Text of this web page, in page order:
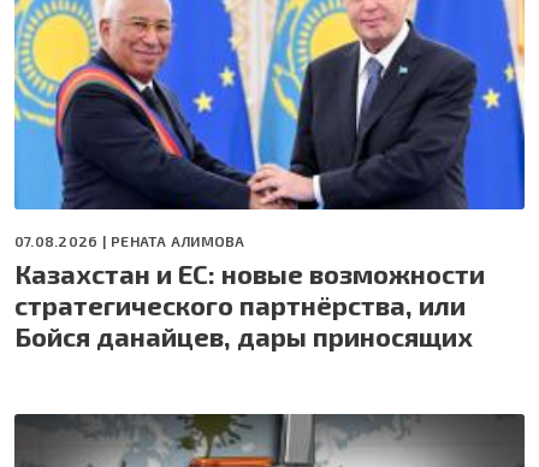
07.08.2026 | РЕНАТА АЛИМОВА
Казахстан и ЕС: новые возможности
стратегического партнёрства, или
Бойся данайцев, дары приносящих